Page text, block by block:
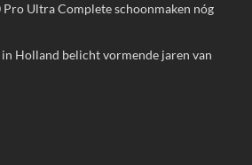
Ultra Complete schoonmaken nóg
Holland belicht vormende jaren van